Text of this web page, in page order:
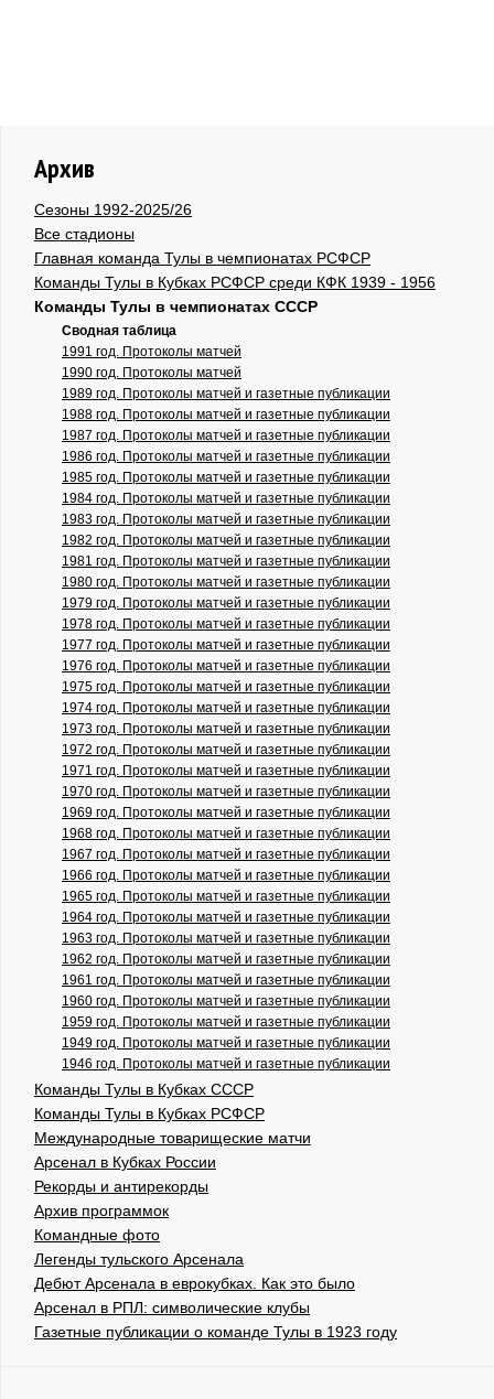
Архив
Сезоны 1992-2025/26
Все стадионы
Главная команда Тулы в чемпионатах РСФСР
Команды Тулы в Кубках РСФСР среди КФК 1939 - 1956
Команды Тулы в чемпионатах СССР
Сводная таблица
1991 год. Протоколы матчей
1990 год. Протоколы матчей
1989 год. Протоколы матчей и газетные публикации
1988 год. Протоколы матчей и газетные публикации
1987 год. Протоколы матчей и газетные публикации
1986 год. Протоколы матчей и газетные публикации
1985 год. Протоколы матчей и газетные публикации
1984 год. Протоколы матчей и газетные публикации
1983 год. Протоколы матчей и газетные публикации
1982 год. Протоколы матчей и газетные публикации
1981 год. Протоколы матчей и газетные публикации
1980 год. Протоколы матчей и газетные публикации
1979 год. Протоколы матчей и газетные публикации
1978 год. Протоколы матчей и газетные публикации
1977 год. Протоколы матчей и газетные публикации
1976 год. Протоколы матчей и газетные публикации
1975 год. Протоколы матчей и газетные публикации
1974 год. Протоколы матчей и газетные публикации
1973 год. Протоколы матчей и газетные публикации
1972 год. Протоколы матчей и газетные публикации
1971 год. Протоколы матчей и газетные публикации
1970 год. Протоколы матчей и газетные публикации
1969 год. Протоколы матчей и газетные публикации
1968 год. Протоколы матчей и газетные публикации
1967 год. Протоколы матчей и газетные публикации
1966 год. Протоколы матчей и газетные публикации
1965 год. Протоколы матчей и газетные публикации
1964 год. Протоколы матчей и газетные публикации
1963 год. Протоколы матчей и газетные публикации
1962 год. Протоколы матчей и газетные публикации
1961 год. Протоколы матчей и газетные публикации
1960 год. Протоколы матчей и газетные публикации
1959 год. Протоколы матчей и газетные публикации
1949 год. Протоколы матчей и газетные публикации
1946 год. Протоколы матчей и газетные публикации
Команды Тулы в Кубках СССР
Команды Тулы в Кубках РСФСР
Международные товарищеские матчи
Арсенал в Кубках России
Рекорды и антирекорды
Архив программок
Командные фото
Легенды тульского Арсенала
Дебют Арсенала в еврокубках. Как это было
Арсенал в РПЛ: символические клубы
Газетные публикации о команде Тулы в 1923 году